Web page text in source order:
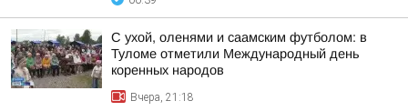
С ухой, оленями и саамским футболом: в
Туломе отметили Международный день
коренных народов
Вчера, 21:18